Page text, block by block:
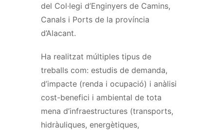
del Col·legi d’Enginyers de Camins,
Canals i Ports de la província
d’Alacant.
Ha realitzat múltiples tipus de
treballs com: estudis de demanda,
d’impacte (renda i ocupació) i anàlisi
cost-benefici i ambiental de tota
mena d’infraestructures (transports,
hidràuliques, energètiques,